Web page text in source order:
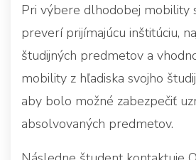
Pri výbere dlhodobej mobility
preverí prijímajúcu inštitúciu,
študijných predmetov a
mobility z hľadiska svojho
aby bolo možné zabezpečiť
absolvovaných predmetov.